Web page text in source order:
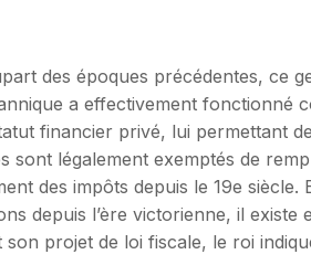
des époques précédentes, ce
a effectivement fonctionné
financier privé, lui permettant
sont légalement exemptés de
des impôts depuis le 19e
depuis l’ère victorienne, il
son projet de loi fiscale, le roi